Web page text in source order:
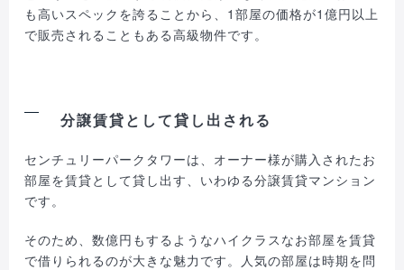
も高いスペックを誇ることから、1部屋の価格が1億円以上
で販売されることもある高級物件です。
分譲賃貸として貸し出される
センチュリーパークタワーは、オーナー様が購入されたお
部屋を賃貸として貸し出す、いわゆる分譲賃貸マンション
です。
そのため、数億円もするようなハイクラスなお部屋を賃貸
で借りられるのが大きな魅力です。人気の部屋は時期を問